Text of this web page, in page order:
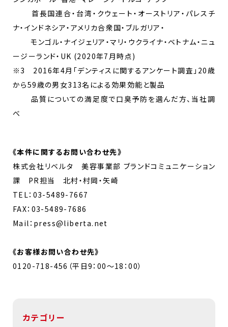
首長国連合・台湾・クウェート・オーストリア・パレスチ
ナ・インドネシア・アメリカ合衆国・ブルガリア・
モンゴル・ナイジェリア・マリ・ウクライナ・ベトナム・ニュ
ージーランド・UK (2020年7月時点)
※3 2016年4月「デンティスに関するアンケート調査」20歳
から59歳の男女313名による効果効能と製品
品質についての満足度で口臭予防を選んだ方、当社調
べ
《本件に関するお問い合わせ先》
株式会社リベルタ 美容事業部 ブランドコミュニケーション
課 PR担当 北村・村岡・矢崎
TEL：03-5489-7667
FAX：03-5489-7686
Mail：press@liberta.net
《お客様お問い合わせ先》
0120-718-456（平日9：00～18：00）
カテゴリー